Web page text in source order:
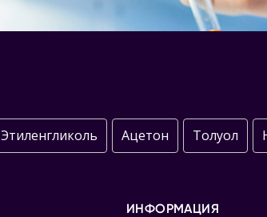
Этиленгликоль Ацетон Толуол
ИНФОРМАЦИЯ